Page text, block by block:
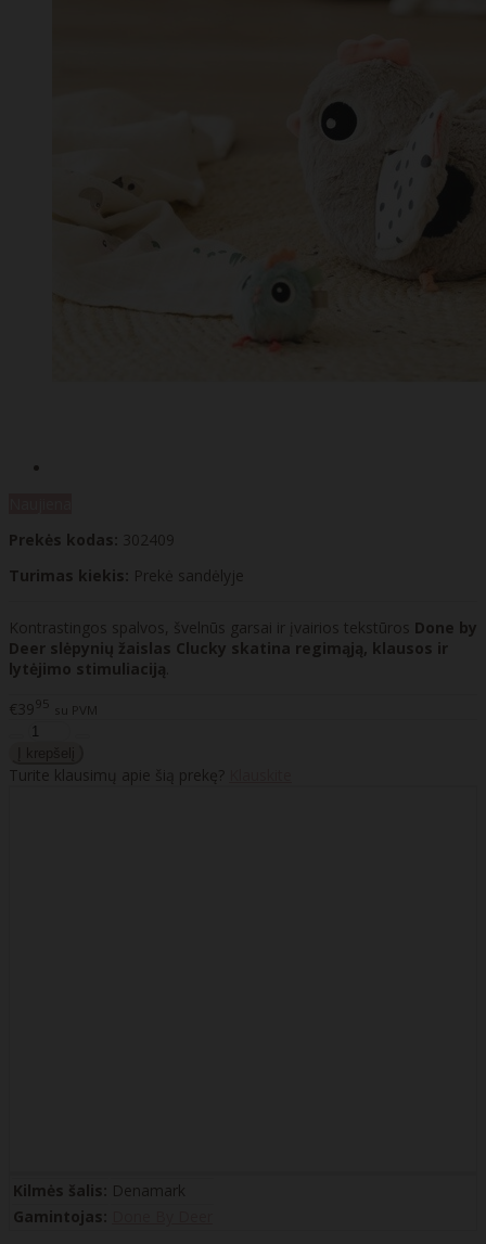
Prekės kodas: 302409
Turimas kiekis: Prekė sandėlyje
Kontrastingos spalvos, švelnūs garsai ir įvairios tekstūros Done by
Deer slėpynių žaislas Clucky skatina regimąją, klausos ir
lytėjimo stimuliaciją
€3995 su PVM
Turite klausimų apie šią prekę?
Kilmės šalis: Denamark
Gamintojas: